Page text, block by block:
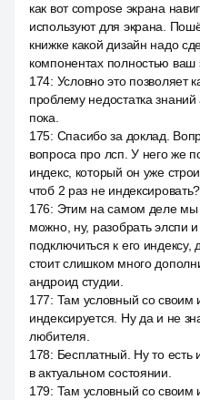
как вот compose экрана
используют для экрана.
книжке какой дизайн надо
компонентах полностью ваш
174: Условно это позволяет
проблему недостатка знаний
пока.
175: Спасибо за доклад.
вопроса про лсп. У него же
индекс, который он уже
чтоб 2 раз не
176: Этим на самом деле мы
можно, ну, разобрать элспи и
подключиться к его
стоит слишком много
андроид студии.
177: Там условный со своим
индексируется. Ну да и не
любителя.
178: Бесплатный. Ну то есть
в актуальном состоянии.
179: Там условный со своим